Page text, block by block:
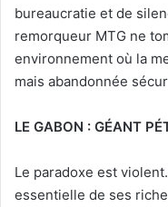
bureaucratie et de
remorqueur MTG ne
environnement où la
mais abandonnée
LE GABON : GÉANT
Le paradoxe est
essentielle de ses